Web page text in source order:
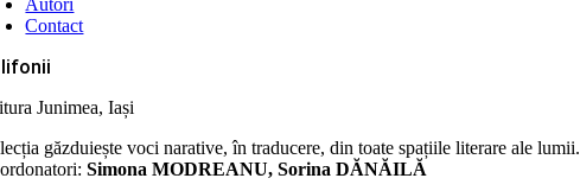
Autori
Contact
Junimea, Iași
găzduiește voci narative, în traducere, din toate spațiile literare ale lumii.
Simona MODREANU, Sorina DĂNĂILĂ